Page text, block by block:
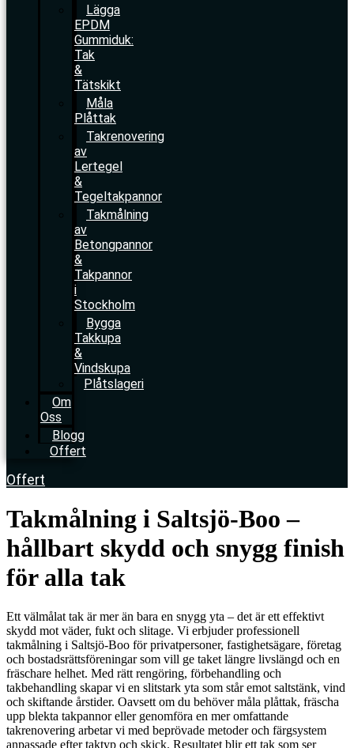
Lägga
EPDM
Gummiduk:
Tak
&
Tätskikt
Måla
Plåttak
Takrenovering
av
Lertegel
&
Tegeltakpannor
Takmålning
av
Betongpannor
&
Takpannor
i
Stockholm
Bygga
Takkupa
&
Vindskupa
Plåtslageri
Om
Oss
Blogg
Offert
Offert
Takmålning i Saltsjö-Boo –
hållbart skydd och snygg finish
för alla tak
Ett välmålat tak är mer än bara en snygg yta – det är ett effektivt
skydd mot väder, fukt och slitage. Vi erbjuder professionell
takmålning i Saltsjö-Boo för privatpersoner, fastighetsägare, företag
och bostadsrättsföreningar som vill ge taket längre livslängd och en
fräschare helhet. Med rätt rengöring, förbehandling och
takbehandling skapar vi en slitstark yta som står emot saltstänk, vind
och skiftande årstider. Oavsett om du behöver måla plåttak, fräscha
upp blekta takpannor eller genomföra en mer omfattande
takrenovering arbetar vi med beprövade metoder och färgsystem
anpassade efter taktyp och skick. Resultatet blir ett tak som ser